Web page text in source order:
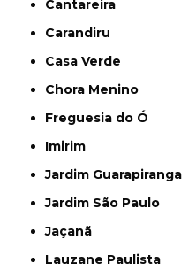
Cantareira
Carandiru
Casa Verde
Chora Menino
Freguesia do Ó
Imirim
Jardim Guarapiranga
Jardim São Paulo
Jaçanã
Lauzane Paulista